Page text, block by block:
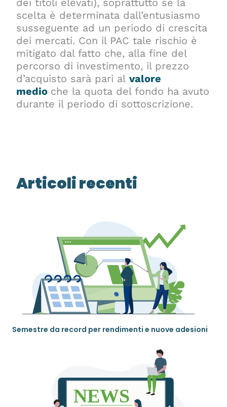
dei titoli elevati), soprattutto se la
scelta è determinata dall’entusiasmo
susseguente ad un periodo di crescita
dei mercati. Con il PAC tale rischio è
mitigato dal fatto che, alla fine del
percorso di investimento, il prezzo
d’acquisto sarà pari alvalore
medio che la quota del fondo ha avuto
durante il periodo di sottoscrizione.
Articoli recenti
Semestre da record per rendimenti e nuove adesioni